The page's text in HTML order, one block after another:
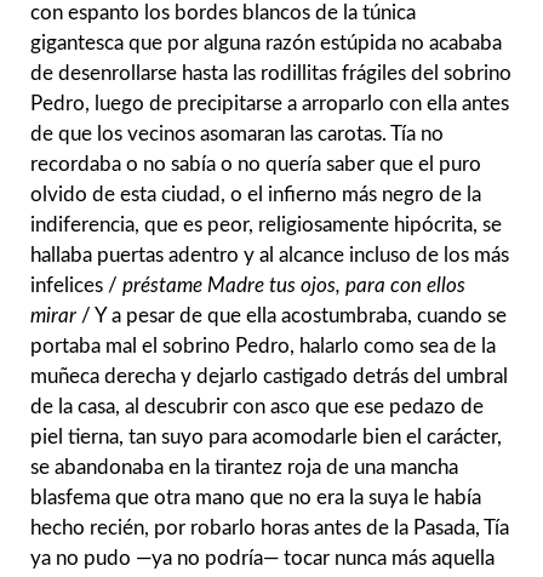
con espanto los bordes blancos de la túnica
gigantesca que por alguna razón estúpida no acababa
de desenrollarse hasta las rodillitas frágiles del sobrino
Pedro, luego de precipitarse a arroparlo con ella antes
de que los vecinos asomaran las carotas. Tía no
recordaba o no sabía o no quería saber que el puro
olvido de esta ciudad, o el infierno más negro de la
indiferencia, que es peor, religiosamente hipócrita, se
hallaba puertas adentro y al alcance incluso de los más
infelices / préstame Madre tus ojos, para con ellos
mirar / Y a pesar de que ella acostumbraba, cuando se
portaba mal el sobrino Pedro, halarlo como sea de la
muñeca derecha y dejarlo castigado detrás del umbral
de la casa, al descubrir con asco que ese pedazo de
piel tierna, tan suyo para acomodarle bien el carácter,
se abandonaba en la tirantez roja de una mancha
blasfema que otra mano que no era la suya le había
hecho recién, por robarlo horas antes de la Pasada, Tía
ya no pudo —ya no podría— tocar nunca más aquella